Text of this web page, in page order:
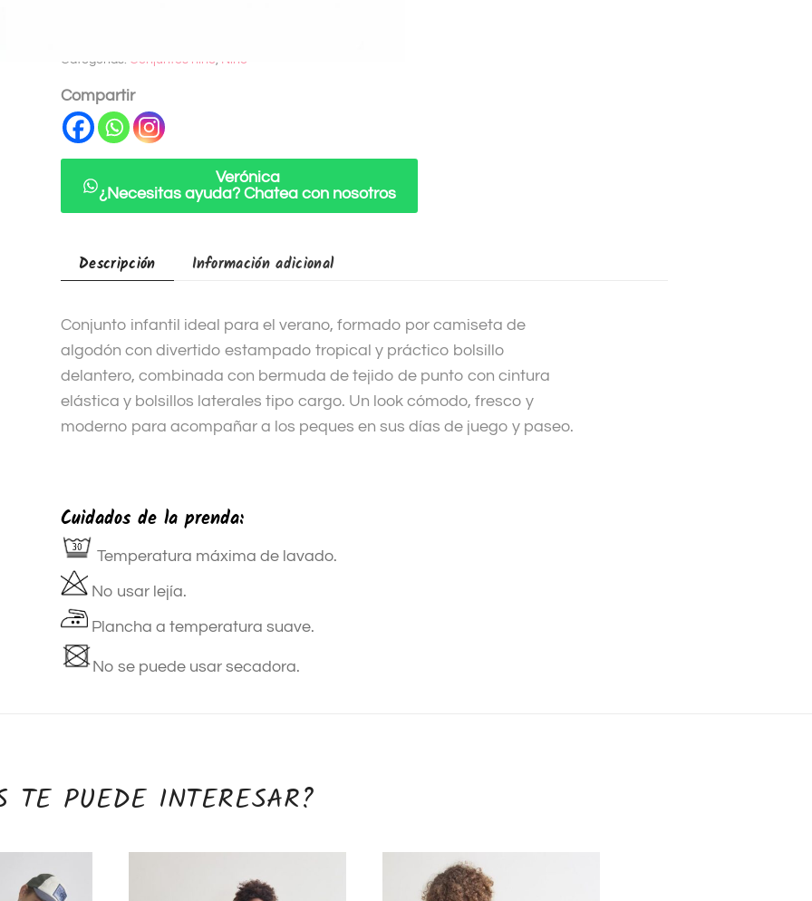
r
n
a
t
e
Categorías: Conjuntos niño Niño
Compartir
Verónica
¿Necesitas ayuda? Chatea con nosotros
Descripción Información adicional
Conjunto infantil ideal para el verano, formado por camiseta de
algodón con divertido estampado tropical y práctico bolsillo
delantero, combinada con bermuda de tejido de punto con cintura
elástica y bolsillos laterales tipo cargo. Un look cómodo, fresco y
moderno para acompañar a los peques en sus días de juego y paseo.
Cuidados de la prenda:
Temperatura máxima de lavado.
No usar lejía.
Plancha a temperatura suave.
No se puede usar secadora.
TE PUEDE INTERESAR?